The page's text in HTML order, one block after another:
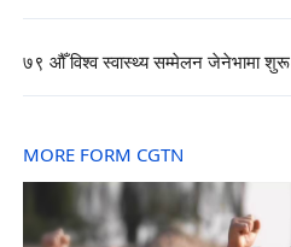
७९ औँ विश्व स्वास्थ्य सम्मेलन जेनेभामा शुरू
MORE FORM CGTN